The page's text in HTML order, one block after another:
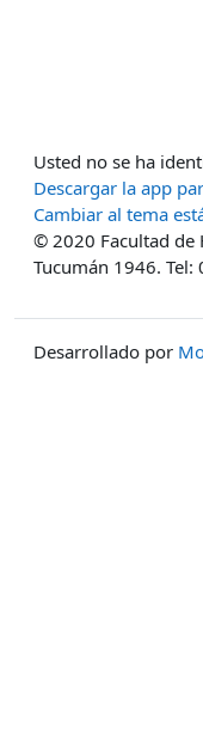
Usted no se ha
Descargar la app
Cambiar al tema
© 2020 Facultad de
Tucumán 1946. Tel:
Desarrollado por